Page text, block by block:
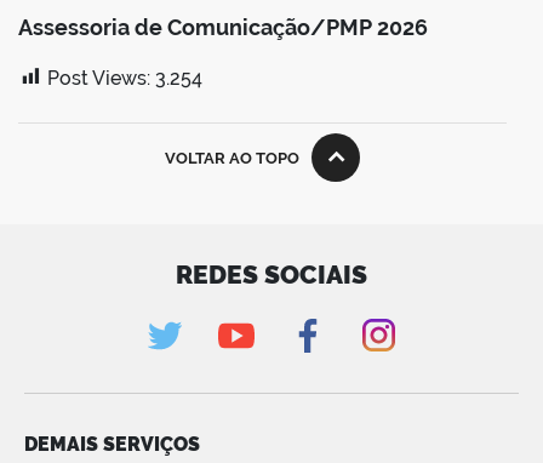
Assessoria de Comunicação/PMP 2026
Post Views: 3.254
VOLTAR AO TOPO
REDES SOCIAIS
DEMAIS SERVIÇOS